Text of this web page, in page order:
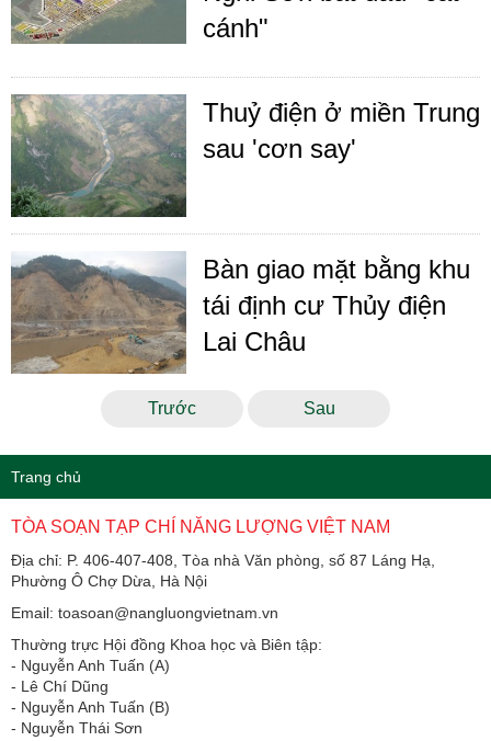
cánh"
Thuỷ điện ở miền Trung
sau 'cơn say'
Bàn giao mặt bằng khu
tái định cư Thủy điện
Lai Châu
Trước Sau
Trang chủ
TÒA SOẠN TẠP CHÍ NĂNG LƯỢNG VIỆT NAM
Địa chỉ: P. 406-407-408, Tòa nhà Văn phòng, số 87 Láng Hạ,
Phường Ô Chợ Dừa, Hà Nội
Email: toasoan@nangluongvietnam.vn
Thường trực Hội đồng Khoa học và Biên tập:
​​​​​​- Nguyễn Anh Tuấn (A)
- Lê Chí Dũng
- Nguyễn Anh Tuấn (B)
- Nguyễn Thái Sơn